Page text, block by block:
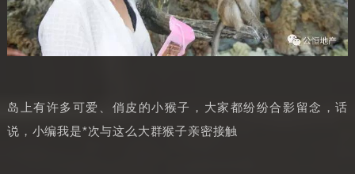
岛上有许多可爱、俏皮的小猴子，大家都纷纷合影留念，话
说，小编我是*次与这么大群猴子亲密接触